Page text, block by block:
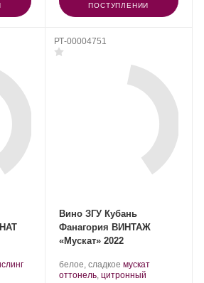
ПОСТУПЛЕНИИ
РТ-00004751
Вино ЗГУ Кубань
Фанагория ВИНТАЖ
«Мускат» 2022
Производитель:
Фанагория.
белое, сладкое .
Сорт
мускат
оттонель, цитронный